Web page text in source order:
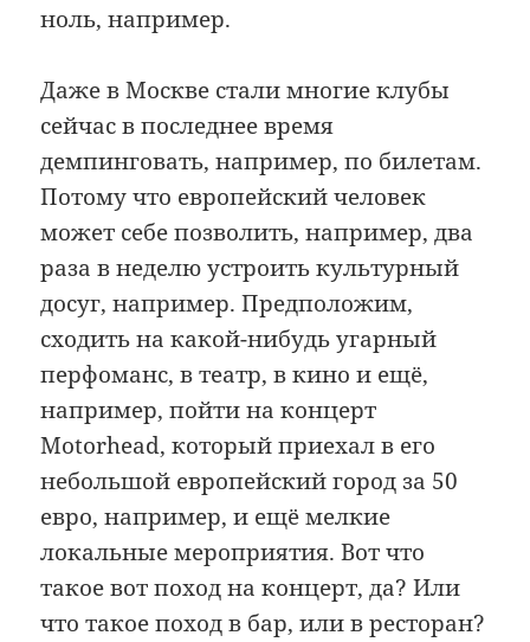
ноль, например.
Даже в Москве стали многие клубы
сейчас в последнее время
демпинговать, например, по билетам.
Потому что европейский человек
может себе позволить, например, два
раза в неделю устроить культурный
досуг, например. Предположим,
сходить на какой-нибудь угарный
перфоманс, в театр, в кино и ещё,
например, пойти на концерт
Motorhead, который приехал в его
небольшой европейский город за 50
евро, например, и ещё мелкие
локальные мероприятия. Вот что
такое вот поход на концерт, да? Или
что такое поход в бар, или в ресторан?